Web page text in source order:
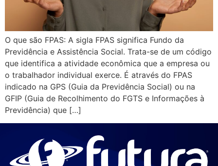
O que são FPAS: A sigla FPAS significa Fundo da
Previdência e Assistência Social. Trata-se de um código
que identifica a atividade econômica que a empresa ou
o trabalhador individual exerce. É através do FPAS
indicado na GPS (Guia da Previdência Social) ou na
GFIP (Guia de Recolhimento do FGTS e Informações à
Previdência) que […]